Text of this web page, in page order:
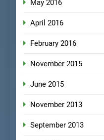
May 2016
April 2016
February 2016
November 2015
June 2015
November 2013
September 2013